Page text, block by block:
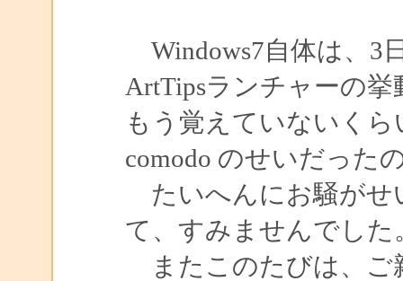
Windows7自体は、3
ArtTipsランチャーの
もう覚えていないく
comodo のせいだった
たいへんにお騒がせ
て、すみませんでした
またこのたびは、ご